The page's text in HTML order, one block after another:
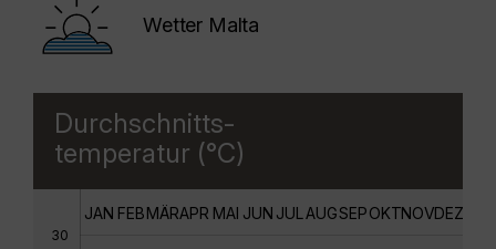
Wetter Malta
Durchschnitts-
temperatur (°C)
30
JAN FEBMÄRAPR MAI JUN JUL AUGSEPOKTNOVDEZ